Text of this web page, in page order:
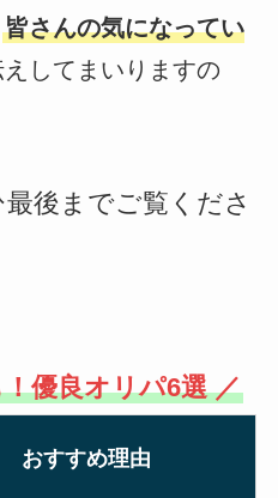
皆さんの気になってい
してまいりますの
後までご覧くださ
優良オリパ6選 ／
おすすめ理由